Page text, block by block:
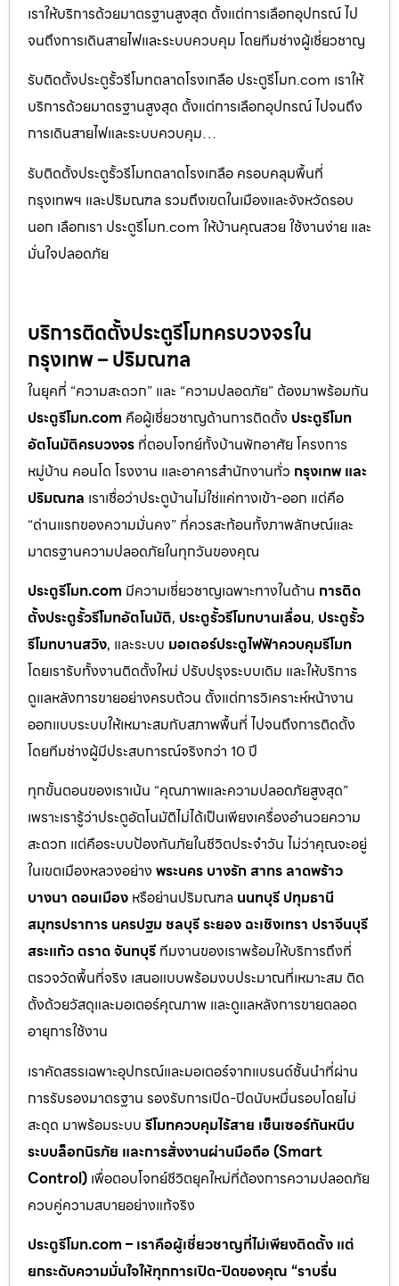
เราให้บริการด้วยมาตรฐานสูงสุด ตั้งแต่การเลือกอุปกรณ์ ไป
จนถึงการเดินสายไฟและระบบควบคุม โดยทีมช่างผู้เชี่ยวชาญ
รับติดตั้งประตูรั้วรีโมทตลาดโรงเกลือ ประตูรีโมท.com เราให้
บริการด้วยมาตรฐานสูงสุด ตั้งแต่การเลือกอุปกรณ์ ไปจนถึง
การเดินสายไฟและระบบควบคุม…
รับติดตั้งประตูรั้วรีโมทตลาดโรงเกลือ ครอบคลุมพื้นที่
กรุงเทพฯ และปริมณฑล รวมถึงเขตในเมืองและจังหวัดรอบ
นอก เลือกเรา ประตูรีโมท.com ให้บ้านคุณสวย ใช้งานง่าย และ
มั่นใจปลอดภัย
บริการติดตั้งประตูรีโมทครบวงจรใน
กรุงเทพ – ปริมณฑล
ในยุคที่ “ความสะดวก” และ “ความปลอดภัย” ต้องมาพร้อมกัน
ประตูรีโมท.com คือผู้เชี่ยวชาญด้านการติดตั้ง ประตูรีโมท
อัตโนมัติครบวงจร ที่ตอบโจทย์ทั้งบ้านพักอาศัย โครงการ
หมู่บ้าน คอนโด โรงงาน และอาคารสำนักงานทั่ว กรุงเทพ และ
ปริมณฑล เราเชื่อว่าประตูบ้านไม่ใช่แค่ทางเข้า-ออก แต่คือ
“ด่านแรกของความมั่นคง” ที่ควรสะท้อนทั้งภาพลักษณ์และ
มาตรฐานความปลอดภัยในทุกวันของคุณ
ประตูรีโมท.com มีความเชี่ยวชาญเฉพาะทางในด้าน การติด
ตั้งประตูรั้วรีโมทอัตโนมัติ, ประตูรั้วรีโมทบานเลื่อน, ประตูรั้ว
รีโมทบานสวิง, และระบบ มอเตอร์ประตูไฟฟ้าควบคุมรีโมท
โดยเรารับทั้งงานติดตั้งใหม่ ปรับปรุงระบบเดิม และให้บริการ
ดูแลหลังการขายอย่างครบถ้วน ตั้งแต่การวิเคราะห์หน้างาน
ออกแบบระบบให้เหมาะสมกับสภาพพื้นที่ ไปจนถึงการติดตั้ง
โดยทีมช่างผู้มีประสบการณ์จริงกว่า 10 ปี
ทุกขั้นตอนของเราเน้น “คุณภาพและความปลอดภัยสูงสุด”
เพราะเรารู้ว่าประตูอัตโนมัติไม่ได้เป็นเพียงเครื่องอำนวยความ
สะดวก แต่คือระบบป้องกันภัยในชีวิตประจำวัน ไม่ว่าคุณจะอยู่
ในเขตเมืองหลวงอย่าง พระนคร บางรัก สาทร ลาดพร้าว
บางนา ดอนเมือง หรือย่านปริมณฑล นนทบุรี ปทุมธานี
สมุทรปราการ นครปฐม ชลบุรี ระยอง ฉะเชิงเทรา ปราจีนบุรี
สระแก้ว ตราด จันทบุรี ทีมงานของเราพร้อมให้บริการถึงที่
ตรวจวัดพื้นที่จริง เสนอแบบพร้อมงบประมาณที่เหมาะสม ติด
ตั้งด้วยวัสดุและมอเตอร์คุณภาพ และดูแลหลังการขายตลอด
อายุการใช้งาน
เราคัดสรรเฉพาะอุปกรณ์และมอเตอร์จากแบรนด์ชั้นนำที่ผ่าน
การรับรองมาตรฐาน รองรับการเปิด-ปิดนับหมื่นรอบโดยไม่
สะดุด มาพร้อมระบบ รีโมทควบคุมไร้สาย เซ็นเซอร์กันหนีบ
ระบบล็อกนิรภัย และการสั่งงานผ่านมือถือ (Smart
Control) เพื่อตอบโจทย์ชีวิตยุคใหม่ที่ต้องการความปลอดภัย
ควบคู่ความสบายอย่างแท้จริง
ประตูรีโมท.com – เราคือผู้เชี่ยวชาญที่ไม่เพียงติดตั้ง แต่
ยกระดับความมั่นใจให้ทุกการเปิด-ปิดของคุณ “ราบรื่น